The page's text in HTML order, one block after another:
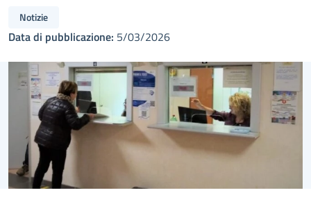
Notizie
Data di pubblicazione: 5/03/2026